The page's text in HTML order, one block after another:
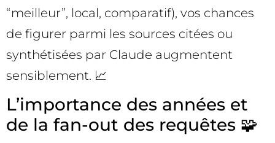
“meilleur”, local, comparatif), vos chances
de figurer parmi les sources citées ou
synthétisées par Claude augmentent
sensiblement. 📈
L’importance des années et
de la fan-out des requêtes 🧩